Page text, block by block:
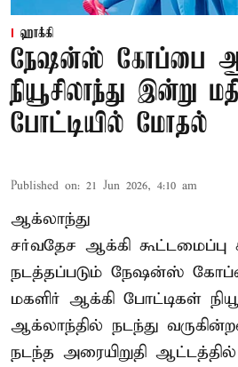
ஹாக்கி
நேஷன்ஸ் கோப்பை
நியூசிலாந்து இன்று
போட்டியில் மோதல்
Published on: 21 Jun 2026, 4:10 am
ஆக்லாந்து
சர்வதேச ஆக்கி கூட்டமைப்பு
நடத்தப்படும் நேஷன்ஸ்
மகளிர் ஆக்கி போட்டிகள்
ஆக்லாந்தில் நடந்து
நடந்த அரையிறுதி ஆட்டத்தில்